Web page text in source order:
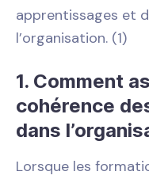
apprentissages et
l’organisation. (1)
1. Comment
cohérence
dans
Lorsque les